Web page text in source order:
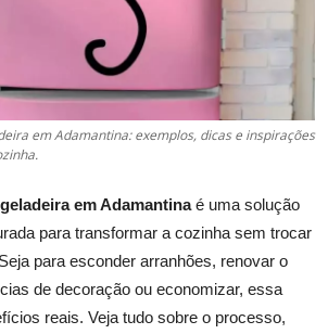
em Adamantina: exemplos, dicas e inspirações
em Adamantinaé uma solução
para transformar a cozinha sem trocar
para esconder arranhões, renovar o
de decoração ou economizar, essa
reais. Veja tudo sobre o processo,